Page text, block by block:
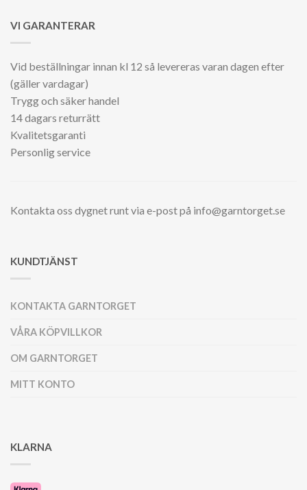
VI GARANTERAR
Vid beställningar innan kl 12 så levereras varan dagen efter
(gäller vardagar)
Trygg och säker handel
14 dagars returrätt
Kvalitetsgaranti
Personlig service
Kontakta oss dygnet runt via e-post på info@garntorget.se
KUNDTJÄNST
KONTAKTA GARNTORGET
VÅRA KÖPVILLKOR
OM GARNTORGET
MITT KONTO
KLARNA